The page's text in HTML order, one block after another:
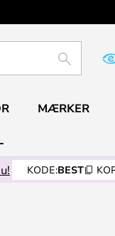
SØG
MÆRKER
KODE:BEST